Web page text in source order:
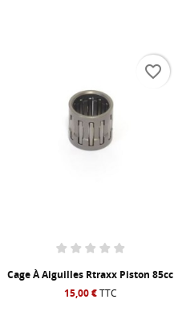
Cage À Aiguilles Rtraxx Piston 85cc
15,00 €TTC
favorite_border